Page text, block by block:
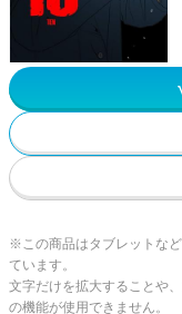
※この商品はタブレットな
ています。
文字だけを拡大することや
の機能が使用できません。